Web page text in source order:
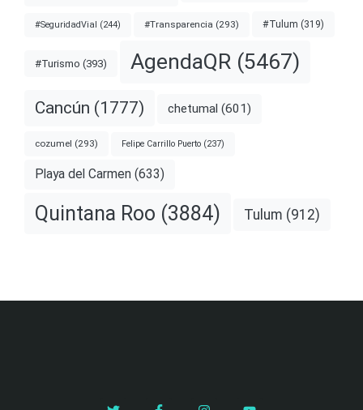
#SeguridadVial (244) #Transparencia (293) #Tulum (319)
#Turismo (393) AgendaQR (5467)
Cancún (1777) chetumal (601)
cozumel (293) Felipe Carrillo Puerto (237)
Playa del Carmen (633)
Quintana Roo (3884) Tulum (912)